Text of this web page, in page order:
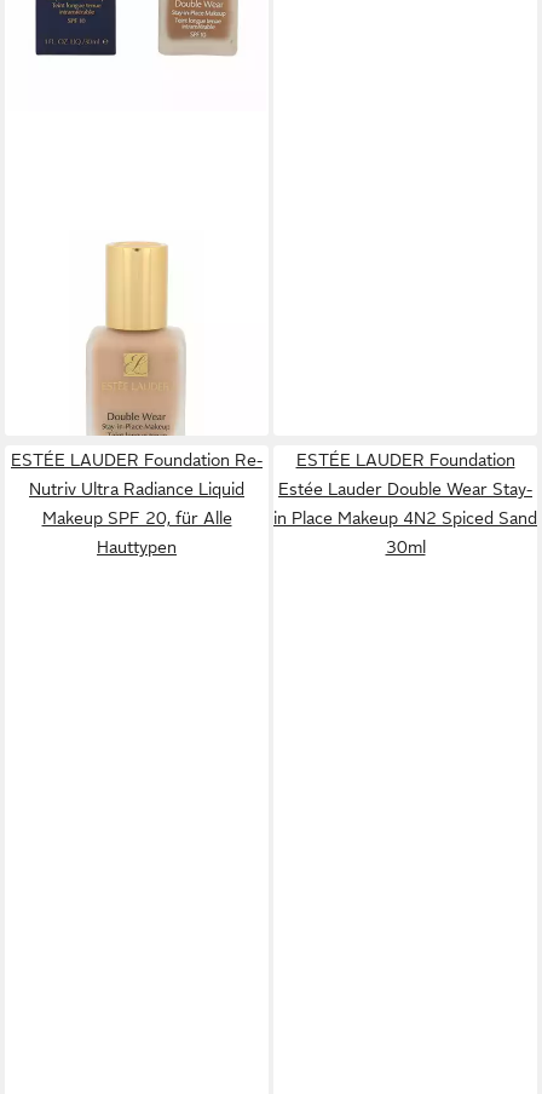
(1.905,67 €/ 1 l)
ESTÉE LAUDER Foundation Re-
Nutriv Ultra Radiance Liquid
Makeup SPF 20, für Alle
Hauttypen
ESTÉE LAUDER Foundation
Estée Lauder Double Wear Stay-
in Place Makeup 4N2 Spiced Sand
30ml